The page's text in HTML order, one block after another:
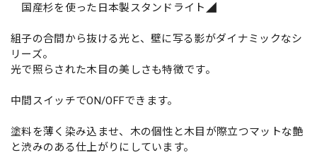
国産杉を使った日本製スタンドライト◢
組子の合間から抜ける光と、壁に写る影がダイナミックなシ
リーズ。
光で照らされた木目の美しさも特徴です。
中間スイッチでON/OFFできます。
塗料を薄く染み込ませ、木の個性と木目が際立つマットな艶
と渋みのある仕上がりにしています。